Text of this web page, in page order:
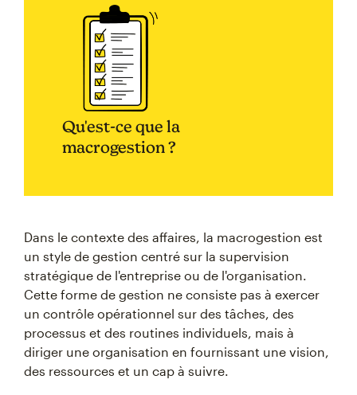
Qu'est-ce que la
macrogestion ?
Dans le contexte des affaires, la macrogestion est
un style de gestion centré sur la supervision
stratégique de l'entreprise ou de l'organisation.
Cette forme de gestion ne consiste pas à exercer
un contrôle opérationnel sur des tâches, des
processus et des routines individuels, mais à
diriger une organisation en fournissant une vision,
des ressources et un cap à suivre.